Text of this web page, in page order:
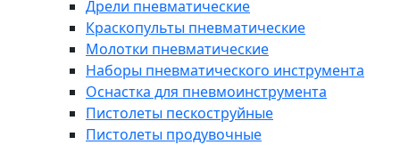
Дрели пневматические
Краскопульты пневматические
Молотки пневматические
Наборы пневматического инструмента
Оснастка для пневмоинструмента
Пистолеты пескоструйные
Пистолеты продувочные